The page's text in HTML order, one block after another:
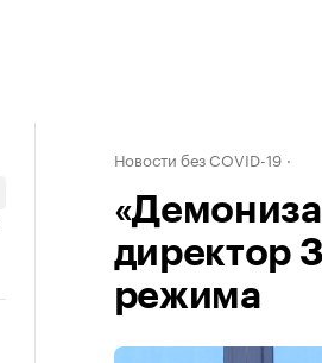
Новости без COVID-19
директор
режима